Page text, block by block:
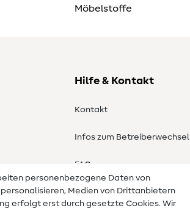
Möbelstoffe
Hilfe & Kontakt
Kontakt
Infos zum Betreiberwechsel
FAQ
Widerrufsrecht
personenbezogene Daten von
personalisieren, Medien von Drittanbietern
erfolgt erst durch gesetzte Cookies. Wir